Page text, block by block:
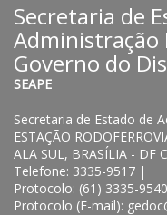
Secretaria de
Administração
Governo do
SEAPE
Secretaria de Estado de
ESTAÇÃO
ALA SUL, BRASÍLIA - DF
Telefone: 3335-9517 |
Protocolo: (61) 3335-9540
Protocolo (E-mail):